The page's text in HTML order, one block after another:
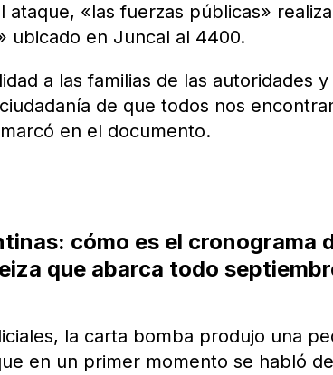
«las fuerzas públicas»
ubicado en Juncal al 4400.
a las familias de las autoridades
de que todos nos
en el documento.
cómo es el cronograma
que abarca todo
la carta bomba produjo una
en un primer momento se habló